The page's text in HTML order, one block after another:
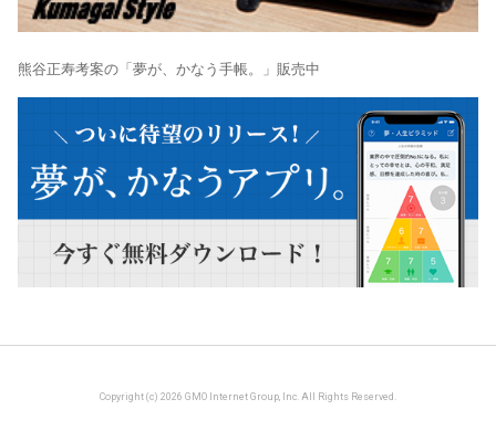
熊谷正寿考案の「夢が、かなう手帳。」販売中
Copyright (c) 2026 GMO Internet Group, Inc. All Rights Reserved.